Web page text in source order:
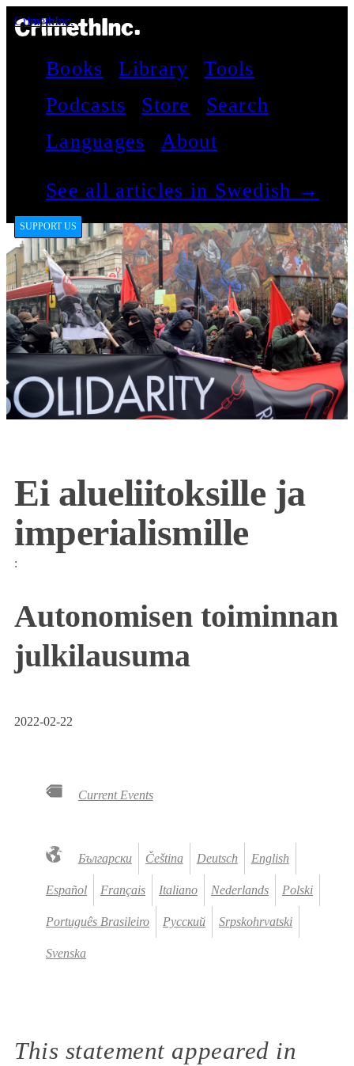
CrimethInc.
Books Library
Tools
Podcasts
Store
Search
Languages
About
See all articles in Swedish →
SUPPORT US
Ei alueliitoksille ja
imperialismille
:
Autonomisen toiminnan
julkilausuma
2022-02-22
Current Events
Български Čeština Deutsch English
Español Français Italiano Nederlands Polski
Português Brasileiro Русский Srpskohrvatski
Svenska
This statement appeared in